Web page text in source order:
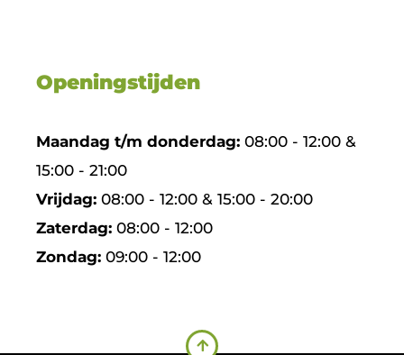
Openingstijden
Maandag t/m donderdag: 08:00 - 12:00 &
15:00 - 21:00
Vrijdag: 08:00 - 12:00 & 15:00 - 20:00
Zaterdag: 08:00 - 12:00
Zondag: 09:00 - 12:00